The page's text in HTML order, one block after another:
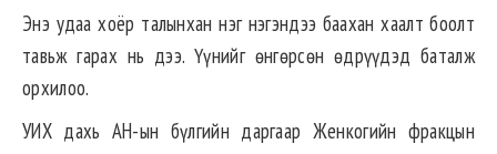
Энэ удаа хоёр талынхан нэг нэгэндээ баахан хаалт боолт
тавьж гарах нь дээ. Үүнийг өнгөрсөн өдрүүдэд баталж
орхилоо.
УИХ дахь АН-ын бүлгийн даргаар Женкогийн фракцын